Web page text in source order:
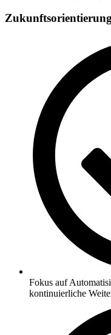
Zukunftsorientierung
Fokus auf
kontinuierliche